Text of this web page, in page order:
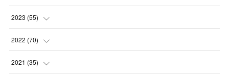
(1
(1
(2
(1
(1
(3
2023 (55)
(2
(4
2022 (70)
(7
2021 (35)